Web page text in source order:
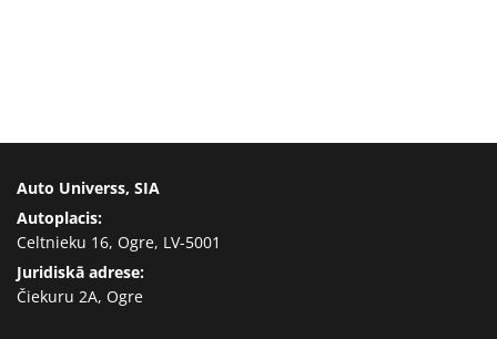
Auto Universs, SIA
Autoplacis:
Celtnieku 16, Ogre, LV-5001
Juridiskā adrese:
Čiekuru 2A, Ogre